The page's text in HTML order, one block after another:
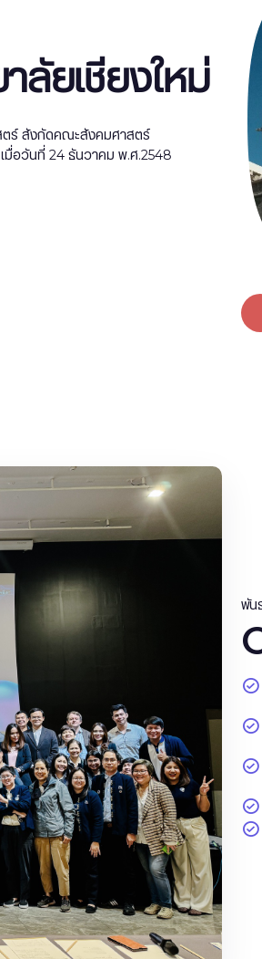
ยเชียงใหม่
ตร์ สังกัดคณะสังคมศาสตร์
มื่อวันที่ 24 ธันวาคม พ.ศ.2548
พัน